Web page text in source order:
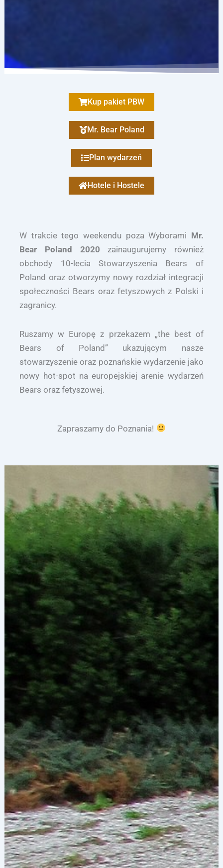
Kup pakiet PBW
Mr. Bear Poland
Plan wydarzeń
Hotele i Hostele
W trakcie tego weekendu poza Wyborami Mr.
Bear Poland 2020 zainaugurujemy również
obchody 10-lecia Stowarzyszenia Bears of
Poland oraz otworzymy nowy rozdział integracji
społeczności Bears oraz fetyszowych z Polski i
zagranicy.
Ruszamy w Europę z przekazem „the best of
Bears of Poland” ukazującym nasze
stowarzyszenie oraz poznańskie wydarzenie jako
nowy hot-spot na europejskiej arenie wydarzeń
Bears oraz fetyszowej.
Zapraszamy do Poznania!